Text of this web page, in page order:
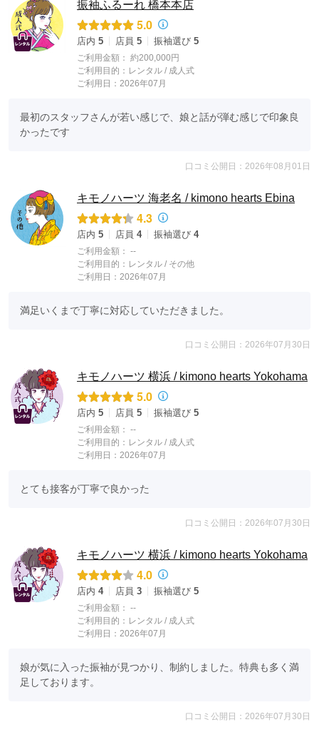
振袖ふるーれ 橋本本店
5.0
店内 5 店員 5 振袖選び 5
ご利用金額： 約200,000円
ご利用目的： レンタル / 成人式
ご利用日：2026年07月
最初のスタッフさんが若い感じで、娘と話が弾む感じで印象良
かったです
口コミ公開日：2026年08月01日
キモノハーツ 海老名 / kimono hearts Ebina
4.3
店内 5 店員 4 振袖選び 4
ご利用金額： --
ご利用目的： レンタル / その他
ご利用日：2026年07月
満足いくまで丁寧に対応していただきました。
口コミ公開日：2026年07月30日
キモノハーツ 横浜 / kimono hearts Yokohama
5.0
店内 5 店員 5 振袖選び 5
ご利用金額： --
ご利用目的： レンタル / 成人式
ご利用日：2026年07月
とても接客が丁寧で良かった
口コミ公開日：2026年07月30日
キモノハーツ 横浜 / kimono hearts Yokohama
4.0
店内 4 店員 3 振袖選び 5
ご利用金額： --
ご利用目的： レンタル / 成人式
ご利用日：2026年07月
娘が気に入った振袖が見つかり、制約しました。特典も多く満
足しております。
口コミ公開日：2026年07月30日